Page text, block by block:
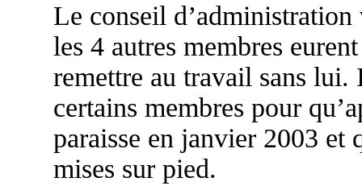
Le conseil
les 4 autres membres
remettre au travail sans
certains membres pour
paraisse en janvier 2003 et
mises sur pied.